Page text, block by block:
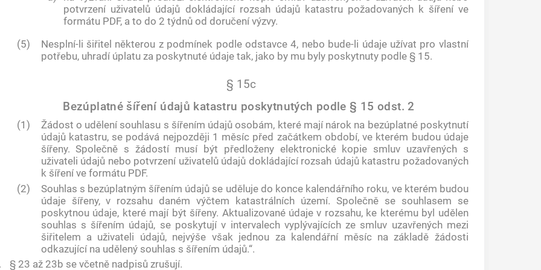
potvrzení uživatelů údajů dokládající rozsah údajů katastru požadovaných k šíření ve
formátu PDF, a to do 2 týdnů od doručení výzvy.
(5)
Nesplní-li šiřitel některou z podmínek podle odstavce 4, nebo bude-li údaje užívat pro vlastní
potřebu, uhradí úplatu za poskytnuté údaje tak, jako by mu byly poskytnuty podle § 15.
§ 15c
Bezúplatné šíření údajů katastru poskytnutých podle § 15 odst. 2
(1)
Žádost o udělení souhlasu s šířením údajů osobám, které mají nárok na bezúplatné poskytnutí
údajů katastru, se podává nejpozději 1 měsíc před začátkem období, ve kterém budou údaje
šířeny. Společně s žádostí musí být předloženy elektronické kopie smluv uzavřených s
uživateli údajů nebo potvrzení uživatelů údajů dokládající rozsah údajů katastru požadovaných
k šíření ve formátu PDF.
(2)
Souhlas s bezúplatným šířením údajů se uděluje do konce kalendářního roku, ve kterém budou
údaje šířeny, v rozsahu daném výčtem katastrálních území. Společně se souhlasem se
poskytnou údaje, které mají být šířeny. Aktualizované údaje v rozsahu, ke kterému byl udělen
souhlas s šířením údajů, se poskytují v intervalech vyplývajících ze smluv uzavřených mezi
šiřitelem a uživateli údajů, nejvýše však jednou za kalendářní měsíc na základě žádosti
odkazující na udělený souhlas s šířením údajů.“.
§ 23 až 23b se včetně nadpisů zrušují.